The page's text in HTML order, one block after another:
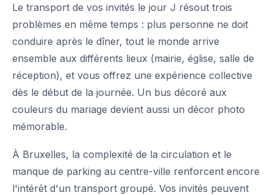
Le transport de vos invités le jour J résout trois
problèmes en même temps : plus personne ne doit
conduire après le dîner, tout le monde arrive
ensemble aux différents lieux (mairie, église, salle de
réception), et vous offrez une expérience collective
dès le début de la journée. Un bus décoré aux
couleurs du mariage devient aussi un décor photo
mémorable.
À Bruxelles, la complexité de la circulation et le
manque de parking au centre-ville renforcent encore
l'intérêt d'un transport groupé. Vos invités peuvent